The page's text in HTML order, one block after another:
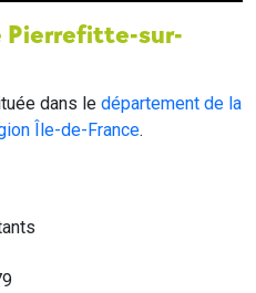
Pierrefitte-sur-
dans le département de la
Île-de-France.